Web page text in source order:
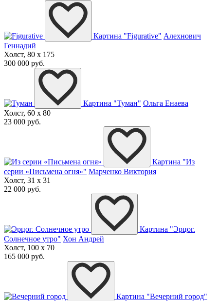
Картина "Figurative" Алехнович
Геннадий
Холст, 80 x 175
300 000 руб.
Картина "Туман" Ольга Енаева
Холст, 60 x 80
23 000 руб.
Картина "Из
серии «Письмена огня»" Марченко Виктория
Холст, 31 x 31
22 000 руб.
Картина "Эрцог.
Солнечное утро" Хон Андрей
Холст, 100 x 70
165 000 руб.
Картина "Вечерний город"